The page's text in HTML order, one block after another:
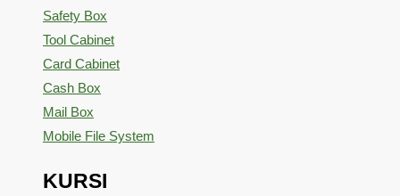
Safety Box
Tool Cabinet
Card Cabinet
Cash Box
Mail Box
Mobile File System
KURSI